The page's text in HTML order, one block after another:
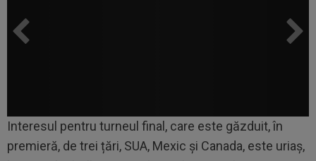
Interesul pentru turneul final, care este găzduit, în
premieră, de trei țări, SUA, Mexic și Canada, este uriaș,